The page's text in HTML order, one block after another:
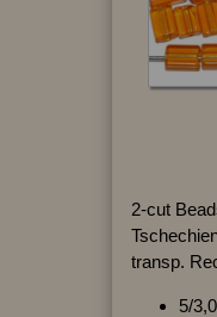
2-cut
transp.
5/